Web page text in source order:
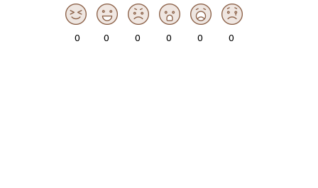
0 0 0 0 0 0